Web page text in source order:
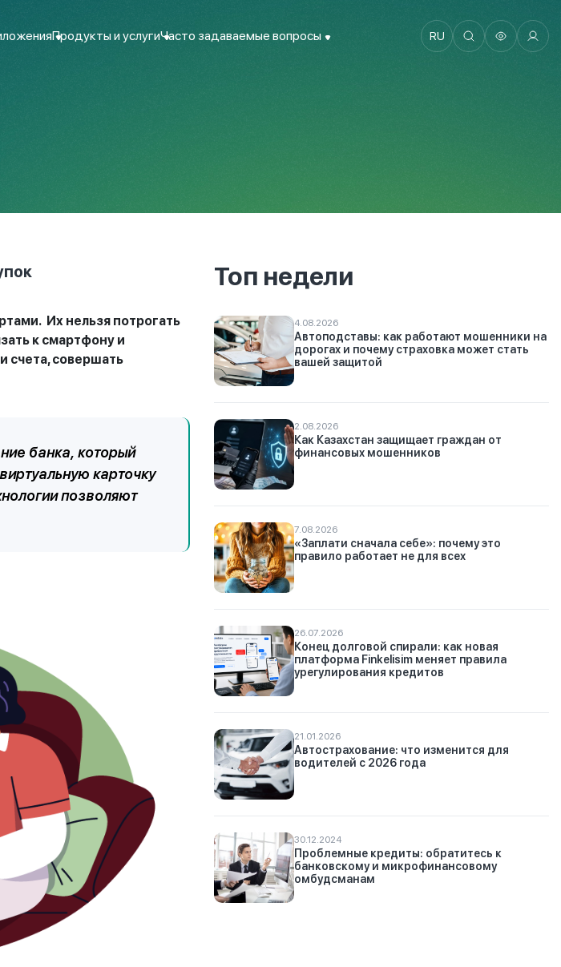
Продукты и услугиЧасто задаваемые вопросы RU
Их нельзя потрогать
к смартфону и
счета, совершать
банка, который
карточку
позволяют
Топ недели
4.08.2026
Автоподставы: как работают мошенники на
дорогах и почему страховка может стать
вашей защитой
2.08.2026
Как Казахстан защищает граждан от
финансовых мошенников
7.08.2026
«Заплати сначала себе»: почему это
правило работает не для всех
26.07.2026
Конец долговой спирали: как новая
платформа Finkelisim меняет правила
урегулирования кредитов
21.01.2026
Автострахование: что изменится для
водителей с 2026 года
30.12.2024
Проблемные кредиты: обратитесь к
банковскому и микрофинансовому
омбудсманам